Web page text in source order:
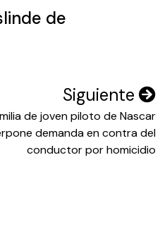
de
Siguiente
de joven piloto de Nascar
demanda en contra del
conductor por homicidio